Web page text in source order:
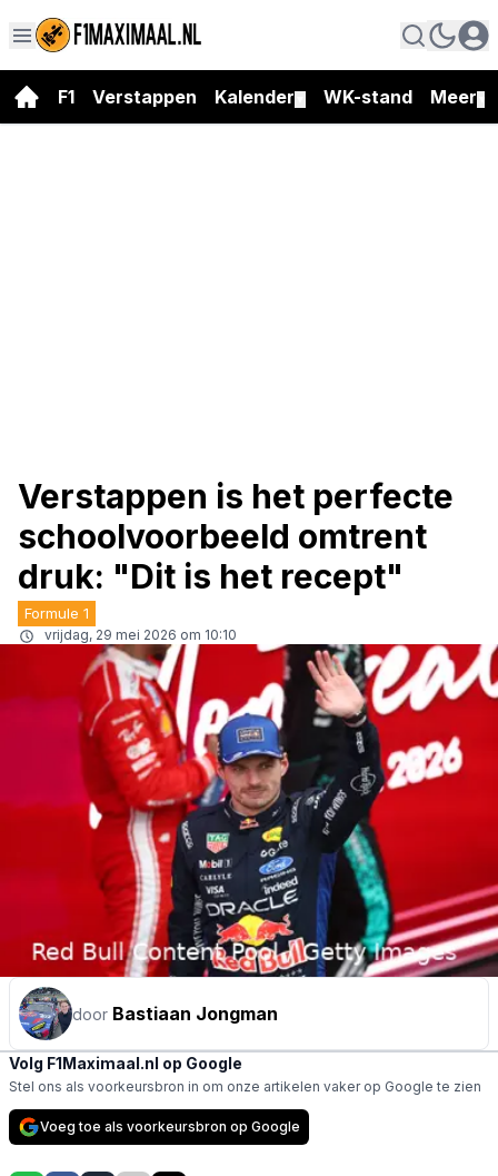
F1 Verstappen Kalender WK-stand Meer
Verstappen is het perfecte
schoolvoorbeeld omtrent
druk: "Dit is het recept"
Formule 1
vrijdag, 29 mei 2026 om 10:10
door Bastiaan Jongman
Volg F1Maximaal.nl op Google
Stel ons als voorkeursbron in om onze artikelen vaker op Google te zien
Voeg toe als voorkeursbron op Google